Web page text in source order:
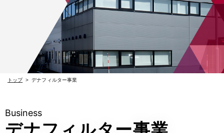
トップ デナフィルター事業
Business